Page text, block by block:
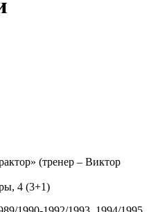
(тренер – Виктор
4 (3+1)